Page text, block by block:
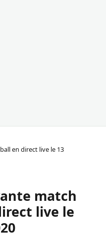
en direct live le 13
match
live le